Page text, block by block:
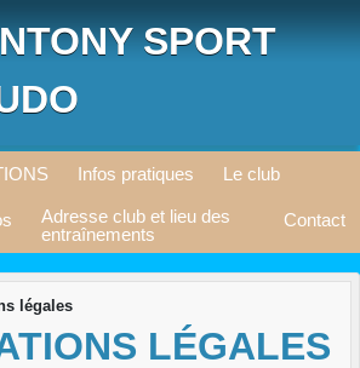
SPORT
Infos pratiques Le club
Adresse club et lieu des
entraînements
Contact
légales
LÉGALES
cookies